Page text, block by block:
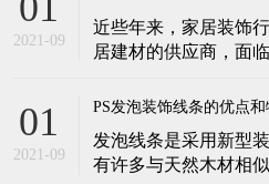
2021-09
近些年来，家居装饰
居建材的供应商，面
要拿得出优良的产品。 发泡线条受到越
用，还具有防水防潮
不需要太多的人力和
01
2021-09
PS发泡装饰线条的优点和
发泡线条是采用新型
有许多与天然木材相